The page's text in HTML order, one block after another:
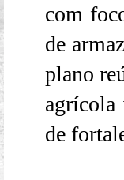
com
de
plano
agrícola
de